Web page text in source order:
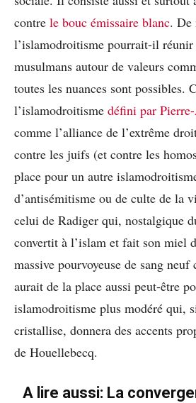
contre le bouc émissaire blanc. De
l’islamodroitisme pourrait-il réunir
musulmans autour de valeurs
toutes les nuances sont possibles.
l’islamodroitisme défini par
comme l’alliance de l’extrême
contre les juifs (et contre les
place pour un autre
d’antisémitisme ou de culte de la
celui de Radiger qui, nostalgique
convertit à l’islam et fait son miel
massive pourvoyeuse de sang
aurait de la place aussi peut-être
islamodroitisme plus modéré qui,
cristallise, donnera des accents
de Houellebecq.
A lire aussi: La